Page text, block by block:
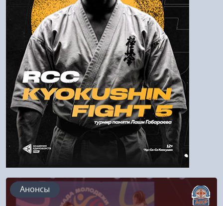
Войти
Напомнить пароль
Регистрация
Анонсы